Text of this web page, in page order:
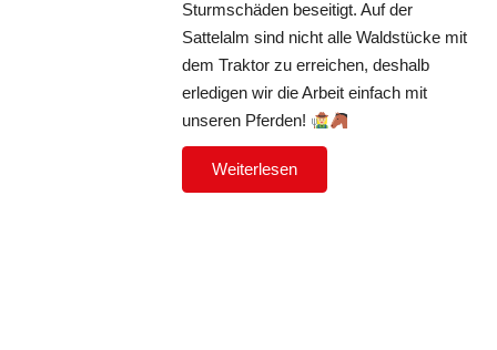
Sturmschäden beseitigt. Auf der
Sattelalm sind nicht alle Waldstücke mit
dem Traktor zu erreichen, deshalb
erledigen wir die Arbeit einfach mit
unseren Pferden!
Weiterlesen